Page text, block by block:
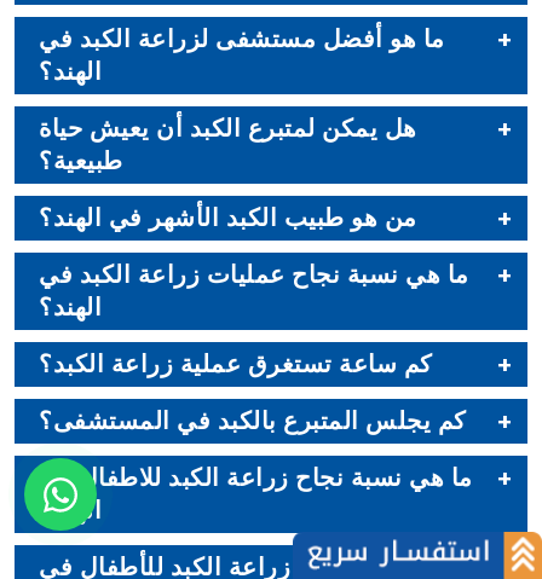
ما هو أفضل مستشفى لزراعة الكبد في
الهند؟
هل يمكن لمتبرع الكبد أن يعيش حياة
طبيعية؟
من هو طبيب الكبد الأشهر في الهند؟
ما هي نسبة نجاح عمليات زراعة الكبد في
الهند؟
كم ساعة تستغرق عملية زراعة الكبد؟
كم يجلس المتبرع بالكبد في المستشفى؟
ما هي نسبة نجاح زراعة الكبد للاطفال في
الهند؟
هل توجد مخاطر زراعة الكبد للأطفال في